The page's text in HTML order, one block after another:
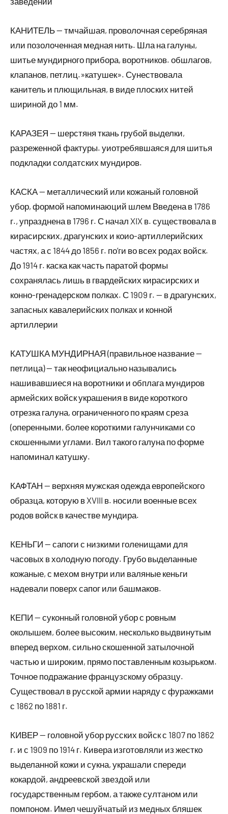
КАНИТЕЛЬ — тмчайшая, проволочная серебряная
или позолоченная медная нить. Шла на галуны,
шитье мундирного прибора, воротников. обшлагов,
клапанов, петлиц.»катушек». Сунествовала
канитель и плющильная, в виде плоских нитей
шириной до 1 мм.
КАРАЗЕЯ — шерстяня ткань грубой выделки,
разреженной фактуры. уиотребявшаяся для шитья
подкладки солдатских мундиров.
КАСКА — металлический или кожаный головной
убор, формой напоминаюций шлем Введена в 1786
г., упразднена в 1796 г. С начал XIX в. существовала в
кирасирских, драгунских и коио-артиллерийских
частях, а с 1844 до 1856 г. по’ги во всех родах войск.
До 1914 г. каска как часть паратой формы
сохранялась лишь в гвардейских кирасирских и
конно-гренадерском полках. С 1909 г. — в драгунских,
запасных кавалерийских полках и конной
артиллерии
КАТУШКА МУНДИРНАЯ (правильное название —
петлица) — так неофициально назывались
нашивавшиеся на воротники и обплага мундиров
армейских войск украшения в виде короткого
отрезка галуна, ограниченного по краям среза
(оперенными, более короткими галунчиками со
скошенными углами. Вил такого галуна по форме
напоминал катушку.
КАФТАН — верхняя мужская одежда европейского
образца, которую в XVIII в. носили военные всех
родов войск в качестве мундира.
КЕНЬГИ — сапоги с низкими голенищами для
часовых в холодную погоду. Грубо выделанные
кожаные, с мехом внутри или валяные кеньги
надевали поверх сапог или башмаков.
КЕПИ — суконный головной убор с ровным
околышем, более высоким, несколько выдвинутым
вперед верхом, сильно скошенной затылочной
частью и широким, прямо поставленным козырьком.
Точное подражание французскому образцу.
Существовал в русской армии наряду с фуражками
с 1862 по 1881 г.
КИВЕР — головной убор русских войск с 1807 по 1862
г. и с 1909 по 1914 г. Кивера изготовляли из жестко
выделанной кожи и сукна, украшали спереди
кокардой, андреевской звездой или
государственным гербом, а также султаном или
помпоном. Имел чешуйчатый из медных бляшек